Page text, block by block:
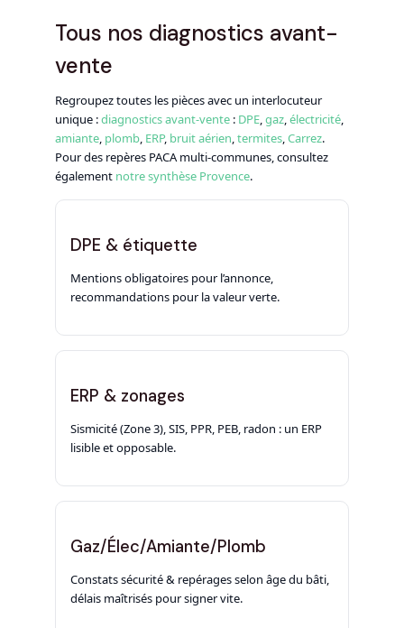
Tous nos diagnostics avant-
vente
Regroupez toutes les pièces avec un interlocuteur
unique :diagnostics avant-vente: DPE, gaz, électricité,
amiante, plomb, ERP, bruit aérien termites, Carrez.
Pour des repères PACA multi-communes, consultez
également notre synthèse Provence.
DPE & étiquette
Mentions obligatoires pour l’annonce,
recommandations pour la valeur verte.
ERP & zonages
Sismicité (Zone 3), SIS, PPR, PEB, radon : un ERP
lisible et opposable.
Gaz/Élec/Amiante/Plomb
Constats sécurité & repérages selon âge du bâti,
délais maîtrisés pour signer vite.